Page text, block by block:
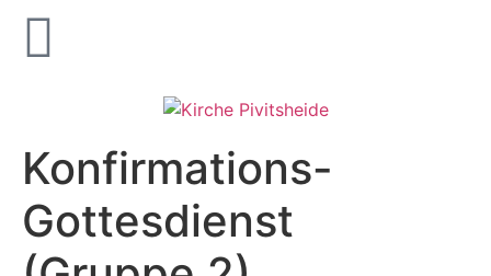
Konfirmations-
Gottesdienst